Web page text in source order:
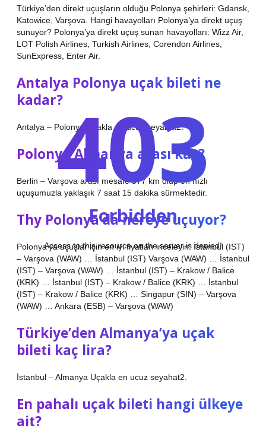
Türkiye’den direkt uçuşların olduğu Polonya şehirleri: Gdansk,
Katowice, Varşova. Hangi havayolları Polonya’ya direkt uçuş
sunuyor? Polonya’ya direkt uçuş sunan havayolları: Wizz Air,
LOT Polish Airlines, Turkish Airlines, Corendon Airlines,
SunExpress, Enter Air.
Antalya Polonya uçak bileti ne
kadar?
Antalya – Polonya Uçakla en ucuz seyahat2.
Polonya Almanya arası kaç?
Berlin – Varşova arası mesafe 577 km olup en hızlı
uçuşumuzla yaklaşık 7 saat 15 dakika sürmektedir.
Thy Polonya’da nereye uçuyor?
Polonya’ya uçuşlar için en iyi fiyatları inceleyin: İstanbul (IST)
– Varşova (WAW) … İstanbul (IST) Varşova (WAW) … İstanbul
(IST) – Varşova (WAW) … İstanbul (IST) – Krakow / Balice
(KRK) … İstanbul (IST) – Krakow / Balice (KRK) … İstanbul
(IST) – Krakow / Balice (KRK) … Singapur (SIN) – Varşova
(WAW) … Ankara (ESB) – Varşova (WAW)
Türkiye’den Almanya’ya uçak
bileti kaç lira?
İstanbul – Almanya Uçakla en ucuz seyahat2.
En pahalı uçak bileti hangi ülkeye
ait?
403
Forbidden
Access to this resource on the server is denied!